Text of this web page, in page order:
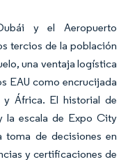
y el Aeropuerto
tercios de la población
una ventaja logística
EAU como encrucijada
y África. El historial de
la escala de Expo City
toma de decisiones en
y certificaciones de